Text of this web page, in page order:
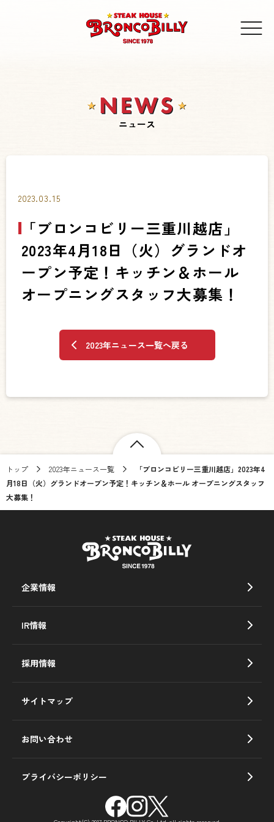
ニュース
2023.03.15
「ブロンコビリー三重川越店」
2023年4月18日（火）グランドオ
ープン予定！キッチン＆ホール
オープニングスタッフ大募集！
2023年ニュース一覧へ戻る
トップ 2023年ニュース一覧
「ブロンコビリー三重川越店」2023年4
月18日（火）グランドオープン予定！キッチン＆ホール オープニングスタッフ
大募集！
企業情報
IR情報
採用情報
サイトマップ
お問い合わせ
プライバシーポリシー